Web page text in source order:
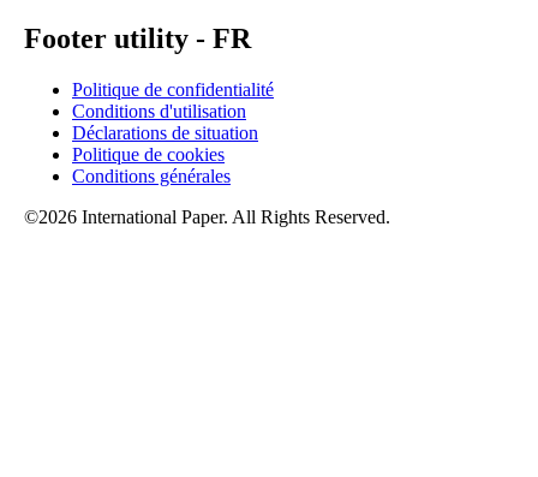
Footer utility - FR
Politique de confidentialité
Conditions d'utilisation
Déclarations de situation
Politique de cookies
Conditions générales
©2026 International Paper. All Rights Reserved.